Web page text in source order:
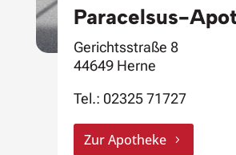
Paracelsus-
Gerichtsstraße 8
44649 Herne
Tel.: 02325 71727
Zur Apotheke